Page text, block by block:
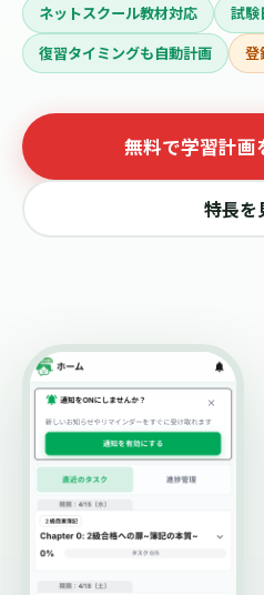
ネットスクール教材対応
試験
復習タイミングも自動計画
登
無料で学習計
特長を